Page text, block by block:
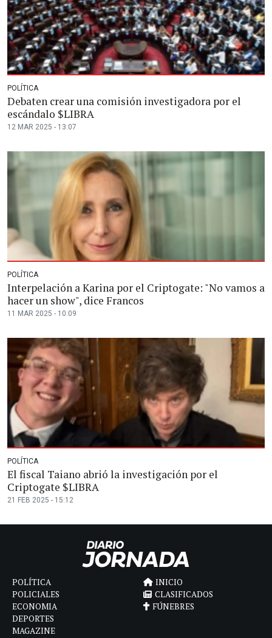
POLÍTICA
Debaten crear una comisión investigadora por el
escándalo $LIBRA
12 MAR 2025 - 13:07
POLÍTICA
Interpelación a Karina por el Criptogate: "No vamos a
hacer un show", dice Francos
11 MAR 2025 - 10:09
POLÍTICA
El fiscal Taiano abrió la investigación por el
Criptogate $LIBRA
21 FEB 2025 - 15:12
POLÍTICA
POLICIALES
ECONOMIA
DEPORTES
MAGAZINE
INICIO
CLASIFICADOS
FÚNEBRES